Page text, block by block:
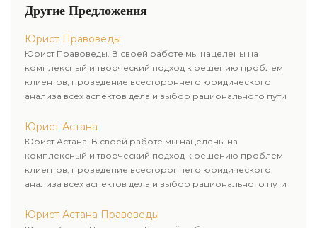
Другие Предложения
Юрист Правоведы
Юрист Правоведы. В своей работе мы нацелены на
комплексный и творческий подход к решению проблем
клиентов, проведение всестороннего юридического
анализа всех аспектов дела и выбор рационального пути
Юрист Астана
Юрист Астана. В своей работе мы нацелены на
комплексный и творческий подход к решению проблем
клиентов, проведение всестороннего юридического
анализа всех аспектов дела и выбор рационального пути
Юрист Астана Правоведы